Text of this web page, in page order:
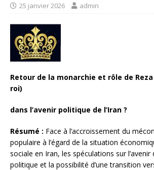
25 janvier 2026 admin
Retour de la monarchie et rôle de
roi)
dans l’avenir politique de l’Iran ?
Résumé : Face à l’accroissement du
populaire à l’égard de la situation
sociale en Iran, les spéculations sur l’avenir
politique et la possibilité d’une transition